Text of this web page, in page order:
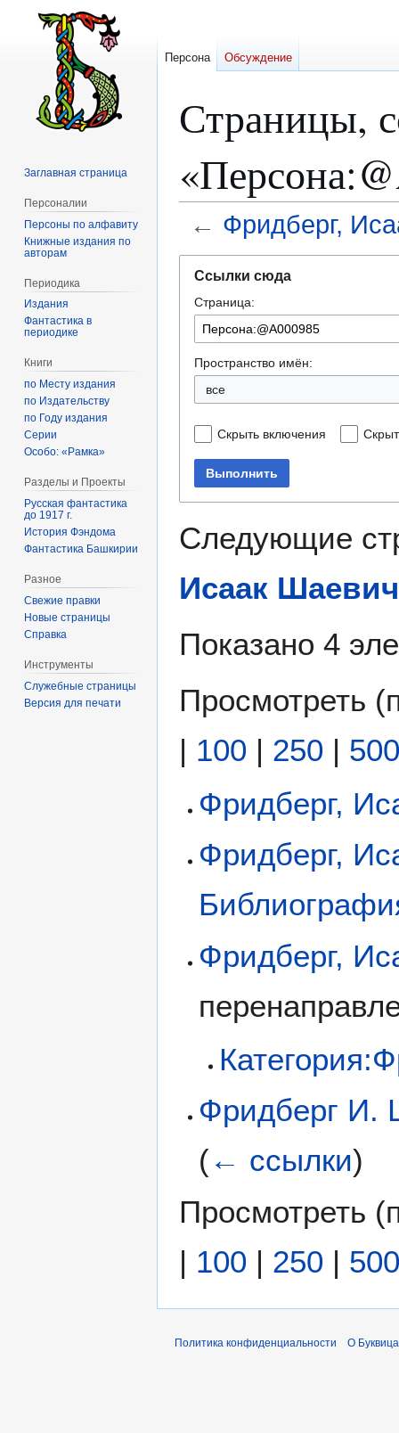
Страницы,
← Фридберг,
навигации
поиску
Ссылки сюда
Страница:
Пространство имён:
все
Скрыть включения
Выполнить
Следующие
Исаак Шаевич
Показано 4
Просмотреть (
| 100 | 250 | 500
Фридберг,
Фридберг,
Фридберг,
Фридберг И.
(← ссылки)
Просмотреть (
| 100 | 250 | 500
Персона Обсуждение
Заглавная страница
Персоналии
Персоны по алфавиту
Книжные издания по
авторам
Периодика
Издания
Фантастика в
периодике
Книги
по Месту издания
по Издательству
по Году издания
Серии
Особо: «Рамка»
Разделы и Проекты
Русская фантастика
до 1917 г.
История Фэндома
Фантастика Башкирии
Разное
Свежие правки
Новые страницы
Справка
Инструменты
Служебные страницы
Версия для печати
Политика конфиденциальности О Буквица